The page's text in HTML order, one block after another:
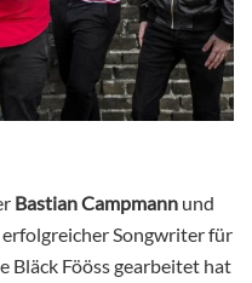
Bastian Campmann und
erfolgreicher Songwriter für
Bläck Fööss gearbeitet hat